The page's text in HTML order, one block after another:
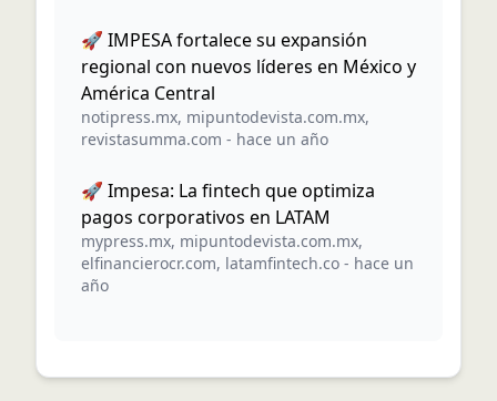
🚀 IMPESA fortalece su expansión
regional con nuevos líderes en México y
América Central
notipress.mx, mipuntodevista.com.mx,
revistasumma.com - hace un año
🚀 Impesa: La fintech que optimiza
pagos corporativos en LATAM
mypress.mx, mipuntodevista.com.mx,
elfinancierocr.com, latamfintech.co - hace un
año